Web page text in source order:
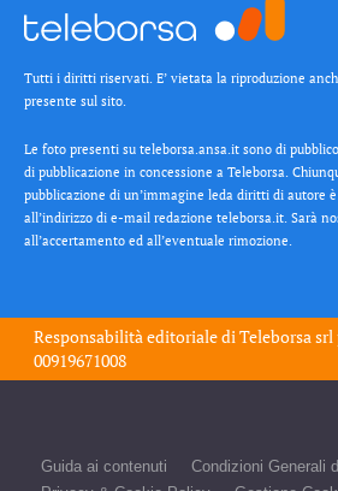
Tutti i diritti riservati. E’ vietata la riproduzione
presente sul sito.
Le foto presenti su teleborsa.ansa.it sono di
di pubblicazione in concessione a Teleborsa.
pubblicazione di un’immagine leda diritti di autore
all’indirizzo di e-mail redazione teleborsa.it. Sarà
all’accertamento ed all’eventuale rimozione.
Responsabilità editoriale diTeleborsa srl
00919671008
Guida ai contenuti Condizioni Generali